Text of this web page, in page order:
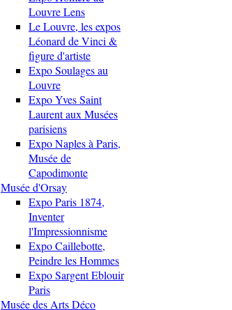
Louvre Lens
Le Louvre, les expos
Léonard de Vinci &
figure d'artiste
Expo Soulages au
Louvre
Expo Yves Saint
Laurent aux Musées
parisiens
Expo Naples à Paris,
Musée de
Capodimonte
Musée d'Orsay
Expo Paris 1874,
Inventer
l'Impressionnisme
Expo Caillebotte,
Peindre les Hommes
Expo Sargent Eblouir
Paris
Musée des Arts Déco